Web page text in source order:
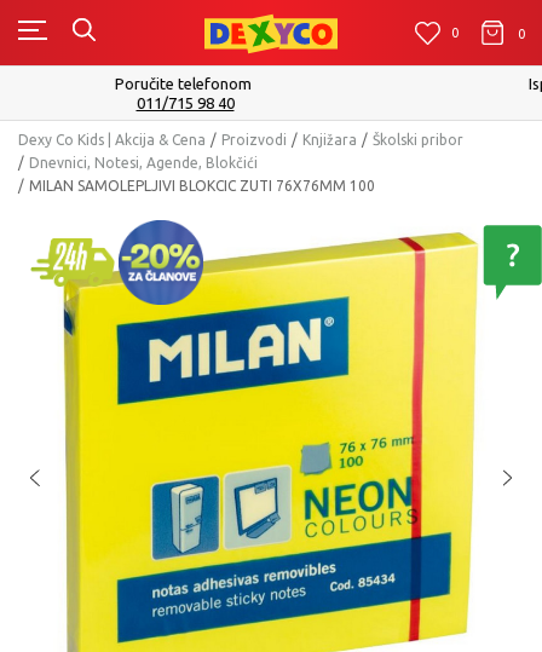
0 0 0
Isporuku možete očekivati u roku od 2 do 4 radna dana!
Pogledaj više
Dexy Co Kids | Akcija & Cena Proizvodi Knjižara
Školski pribor
Dnevnici, Notesi, Agende, Blokčići
MILAN SAMOLEPLJIVI BLOKCIC ZUTI 76X76MM 100